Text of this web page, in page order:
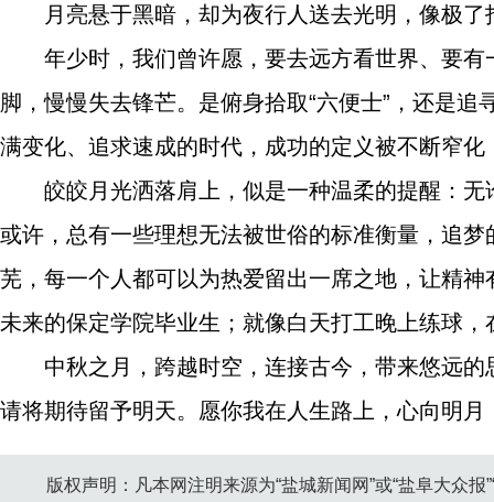
月亮悬于黑暗，却为夜行人送去光明，像极
年少时，我们曾许愿，要去远方看世界、要
脚，慢慢失去锋芒。是俯身拾取“六便士”，还是
满变化、追求速成的时代，成功的定义被不断窄
皎皎月光洒落肩上，似是一种温柔的提醒：
或许，总有一些理想无法被世俗的标准衡量，追
芜，每一个人都可以为热爱留出一席之地，让精
未来的保定学院毕业生；就像白天打工晚上练球
中秋之月，跨越时空，连接古今，带来悠远
请将期待留予明天。愿你我在人生路上，心向明月
版权声明：凡本网注明来源为“盐城新闻网”或“盐阜大众